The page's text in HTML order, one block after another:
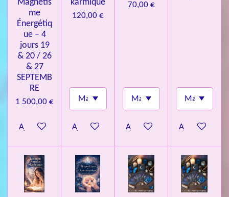
Magnétis
me
Énergétiq
ue – 4
jours 19
& 20 / 26
& 27
SEPTEMB
RE
1 500,00 €
Ajouter au panier
karmique
120,00 €
Ajouter au panier
70,00 €
Ajouter au panierAjouter au